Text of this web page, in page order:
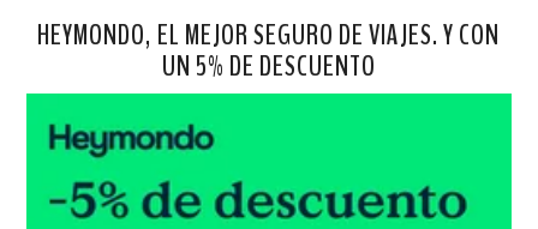
HEYMONDO, EL MEJOR SEGURO DE VIAJES. Y CON
UN 5% DE DESCUENTO